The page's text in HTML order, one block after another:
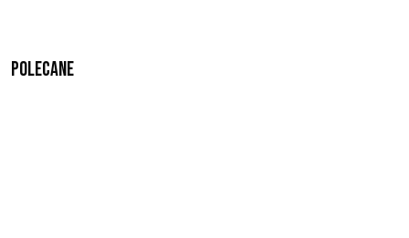
Polecane